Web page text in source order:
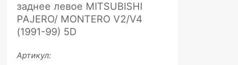
заднее левое MITSUBISHI
PAJERO/ MONTERO V2/V4
(1991-99) 5D
Артикул: